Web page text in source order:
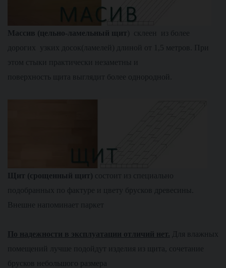
Массив (цельно-ламельный щит ) склеен из более
дорогих узких досок(ламелей) длиной от 1,5 метров. При
этом стыки практически незаметны и
поверхность щита выглядит более однородной.
Щит (срощенный щит) состоит из специально
подобранных по фактуре и цвету брусков древесины.
Внешне напоминает паркет
По надежности в эксплуатации отличий нет. Для влажных
помещений лучше подойдут изделия из щита, сочетание
брусков небольшого размера